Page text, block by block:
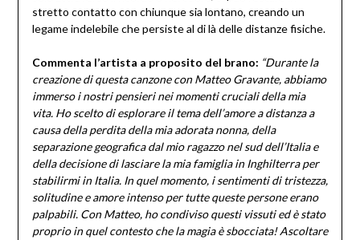
stretto contatto con chiunque sia lontano, creando un
legame indelebile che persiste al di là delle distanze fisiche.
Commenta l’artista a proposito del brano: “Durante la
creazione di questa canzone con Matteo Gravante, abbiamo
immerso i nostri pensieri nei momenti cruciali della mia
vita. Ho scelto di esplorare il tema dell’amore a distanza a
causa della perdita della mia adorata nonna, della
separazione geografica dal mio ragazzo nel sud dell’Italia e
della decisione di lasciare la mia famiglia in Inghilterra per
stabilirmi in Italia. In quel momento, i sentimenti di tristezza,
solitudine e amore intenso per tutte queste persone erano
palpabili. Con Matteo, ho condiviso questi vissuti ed è stato
proprio in quel contesto che la magia è sbocciata! Ascoltare